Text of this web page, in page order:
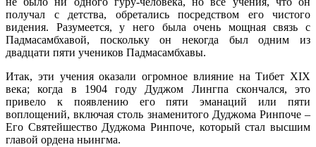
получал с детства, обретались посредством его чистого
видения. Разумеется, у него была очень мощная связь с
Падмасамбхавой, поскольку он некогда был одним из
двадцати пяти учеников Падмасамбхавы.
Итак, эти учения оказали огромное влияние на Тибет XIX
века; когда в 1904 году Дуджом Лингпа скончался, это
привело к появлению его пяти эманаций или пяти
воплощений, включая столь знаменитого Дуджома Ринпоче –
Его Святейшество Дуджома Ринпоче, который стал высшим
главой ордена ньингма.